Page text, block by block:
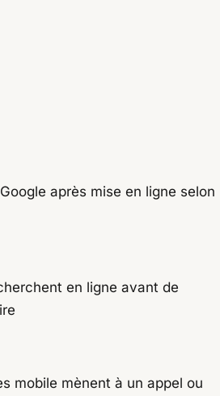
après mise en ligne selon
en ligne avant de
mobile mènent à un appel ou